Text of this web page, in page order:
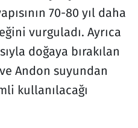
70-80 yıl daha
vurguladı. Ayrıca
doğaya bırakılan
Andon suyundan
kullanılacağı